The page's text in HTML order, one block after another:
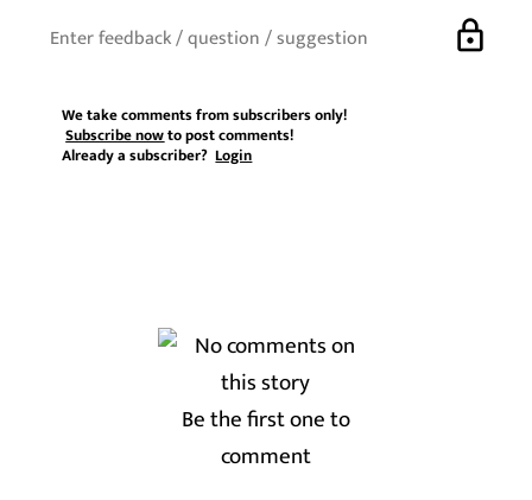
lock
We take comments from subscribers only!
Subscribe nowto post comments!
Already a subscriber?Login
Be the first one to
comment